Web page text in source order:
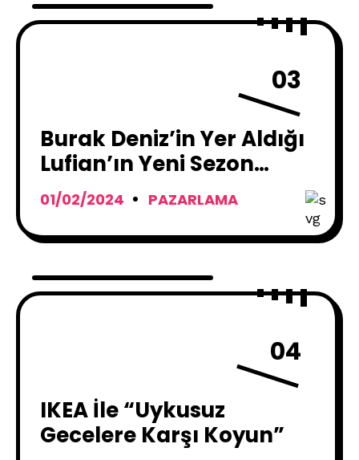
03
Burak Deniz’in Yer Aldığı
Lufian’ın Yeni Sezon
Reklam Filmi Yayınlandı:
“Kendin Olduğun Her An
Lufian”
01/02/2024 PAZARLAMA
04
IKEA İle “Uykusuz
Gecelere Karşı Koyun”